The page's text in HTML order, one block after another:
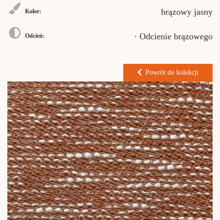
Kolor: brązowy jasny
Odcień: · Odcienie brązowego
Powrót do kolekcji